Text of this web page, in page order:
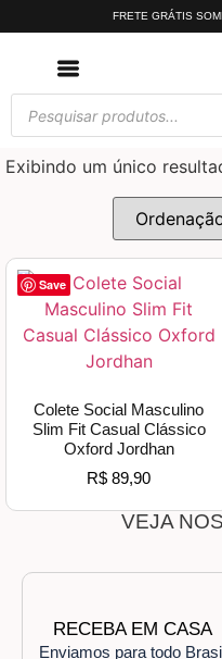
FRETE GRÁTIS
Exibindo um único
Save
Colete Social Masculino
Slim Fit Casual Clássico
Oxford Jordhan
R$ 89,90
VEJA
RECEBA EM CASA
Enviamos para todo